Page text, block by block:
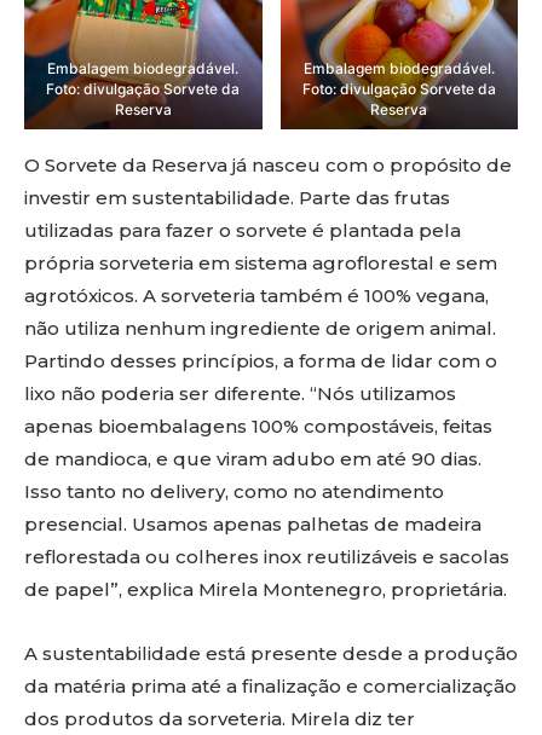
Embalagem biodegradável.
Foto: divulgação Sorvete da
Reserva
Embalagem biodegradável.
Foto: divulgação Sorvete da
Reserva
O Sorvete da Reserva já nasceu com o propósito de
investir em sustentabilidade. Parte das frutas
utilizadas para fazer o sorvete é plantada pela
própria sorveteria em sistema agroflorestal e sem
agrotóxicos. A sorveteria também é 100% vegana,
não utiliza nenhum ingrediente de origem animal.
Partindo desses princípios, a forma de lidar com o
lixo não poderia ser diferente. “Nós utilizamos
apenas bioembalagens 100% compostáveis, feitas
de mandioca, e que viram adubo em até 90 dias.
Isso tanto no delivery, como no atendimento
presencial. Usamos apenas palhetas de madeira
reflorestada ou colheres inox reutilizáveis e sacolas
de papel”, explica Mirela Montenegro, proprietária.
A sustentabilidade está presente desde a produção
da matéria prima até a finalização e comercialização
dos produtos da sorveteria. Mirela diz ter